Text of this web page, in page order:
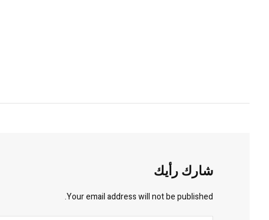
شارك رأيك
Your email address will not be published.